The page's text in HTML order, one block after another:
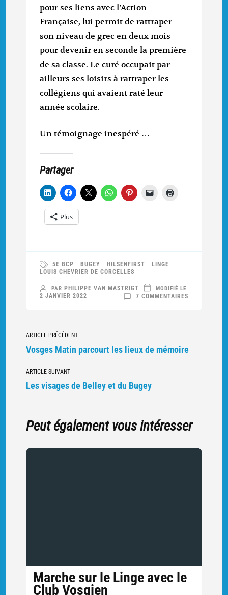
pour ses liens avec l’Action
Française, lui permit de rattraper
son niveau de grec en deux mois
pour devenir en seconde la première
de sa classe. Le curé occupait par
ailleurs ses loisirs à rattraper les
collégiens qui avaient raté leur
année scolaire.
Un témoignage inespéré …
Partager
Plus
5E BCP BUGEY HILSENFIRST
LINGE
LOUIS CHEVRIER DE CORCELLES
PAR PHILIPPE VAN MASTRIGT
7 COMMENTAIRESSUR
MODIFIÉ LE
2 JANVIER 2022
Navigation
vers
articles
ARTICLE PRÉCÉDENT
Vosges Matin parcourt les lieux de mémoire
ARTICLE SUIVANT
Les visages de Belley et du Bugey
Peut également vous intéresser
Marche sur le Linge avec le
Club Vosgien